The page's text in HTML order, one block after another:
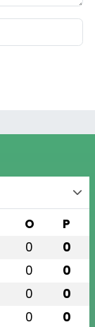
O P
0 0
0 0
0 0
0 0